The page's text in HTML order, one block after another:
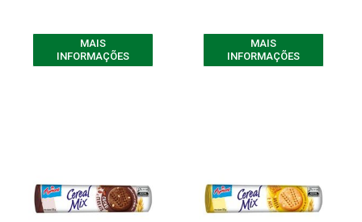
MAIS
INFORMAÇÕES
MAIS
INFORMAÇÕES